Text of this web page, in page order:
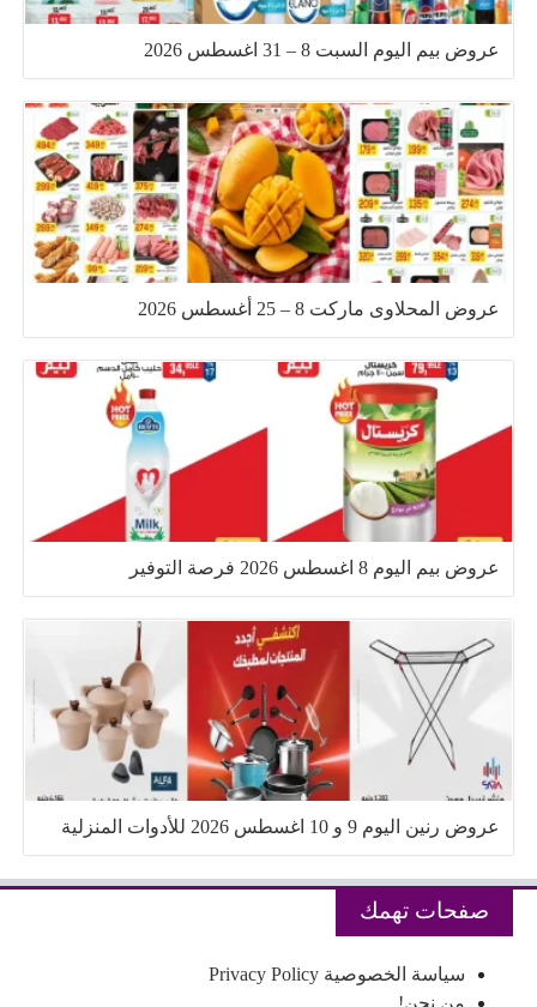
عروض بيم اليوم السبت 8 – 31 اغسطس 2026
عروض المحلاوى ماركت 8 – 25 أغسطس 2026
عروض بيم اليوم 8 اغسطس 2026 فرصة التوفير
عروض رنين اليوم 9 و 10 اغسطس 2026 للأدوات المنزلية
صفحات تهمك
سياسة الخصوصية Privacy Policy
من نحن!